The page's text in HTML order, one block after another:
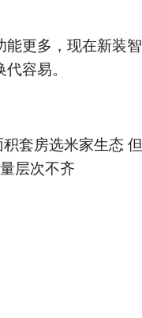
更多，现在新装
容易。
套房选米家生态
层次不齐